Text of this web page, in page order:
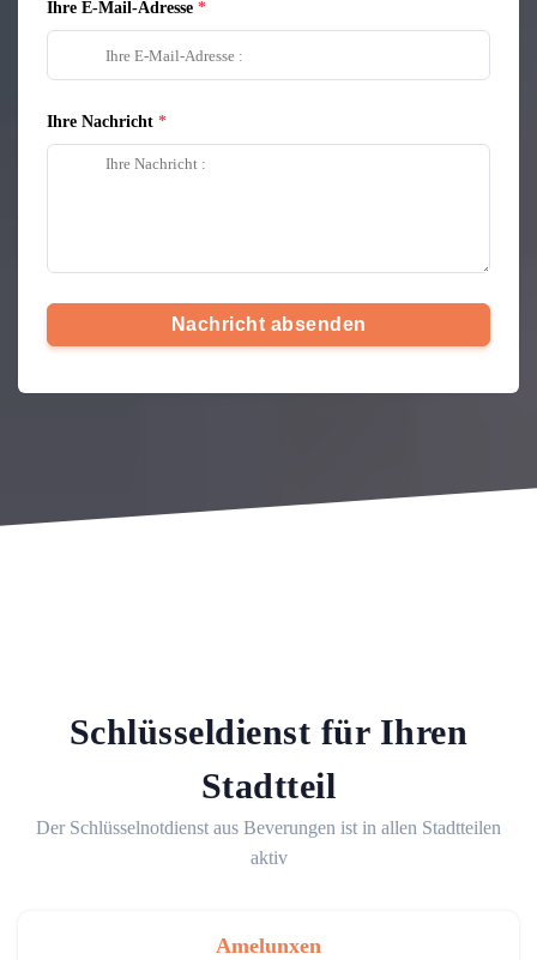
Ihre E-Mail-Adresse
Ihre Nachricht
Nachricht absenden
Schlüsseldienst für Ihren
Stadtteil
Der Schlüsselnotdienst aus Beverungen ist in allen Stadtteilen
aktiv
Amelunxen